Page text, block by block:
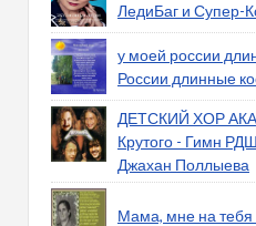
ЛедиБаг и Супер-
у моей россии
России длинные
ДЕТСКИЙ ХОР
Крутого - Гимн
Джахан Поллыева
Мама, мне на тебя